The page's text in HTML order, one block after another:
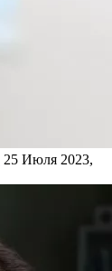
25 Июля 2023,